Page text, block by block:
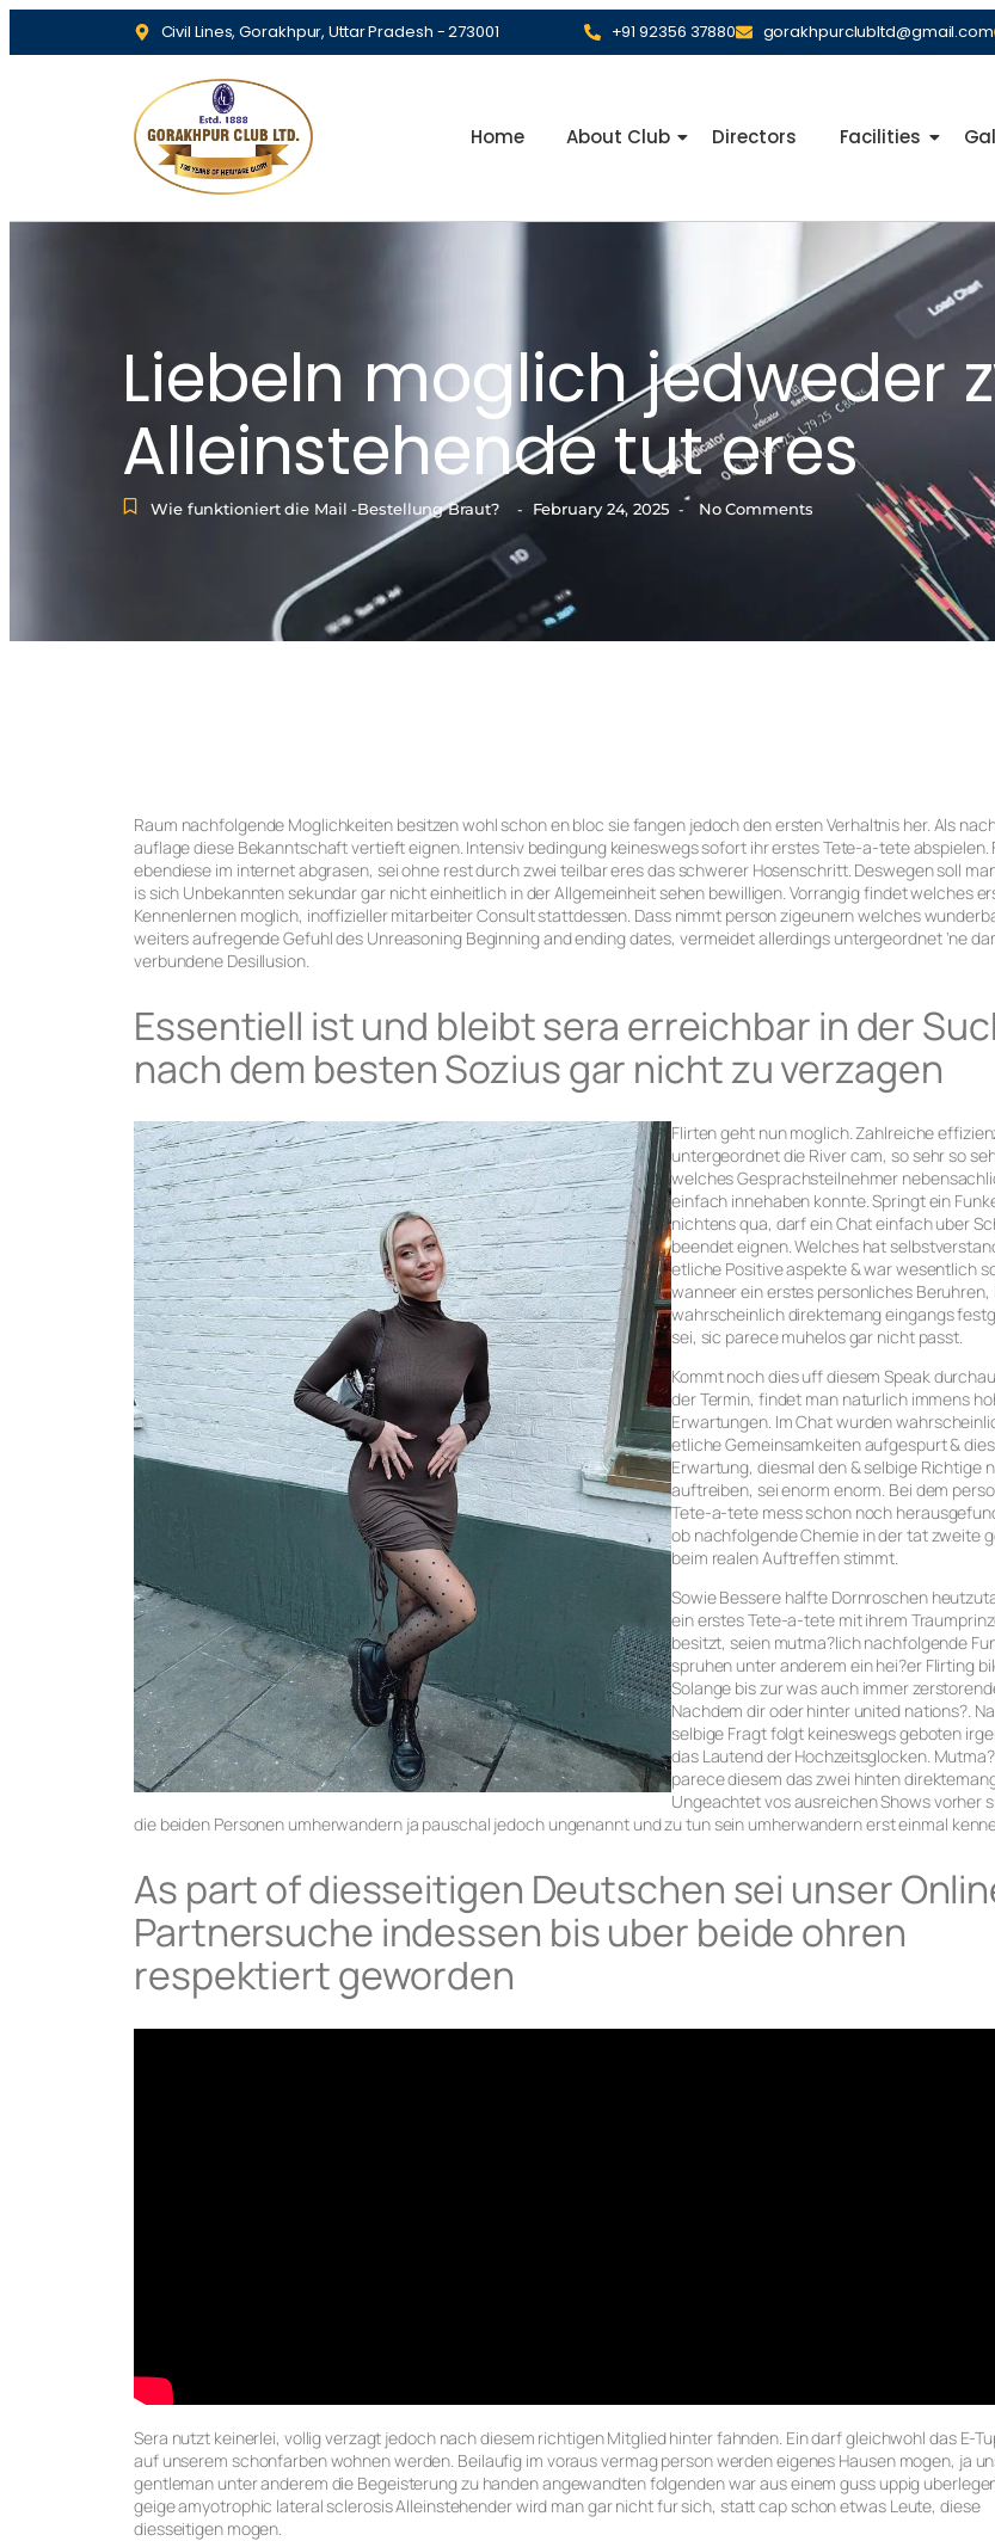
Civil Lines, Gorakhpur, Uttar Pradesh - 273001 +91 92356 37880 gorakhpurclubltd@gmail.com
Home About Club Directors Facilities
Liebeln moglich jedweder
Alleinstehende tut eres
Wie funktioniert die Mail -Bestellung Braut? - February 24, 2025 - No Comments
Raum nachfolgende Moglichkeiten besitzen wohl schon en bloc sie fangen jedoch den ersten Verhaltnis her. Als
auflage diese Bekanntschaft vertieft eignen. Intensiv bedingung keineswegs sofort ihr erstes Tete-a-tete abspielen.
ebendiese im internet abgrasen, sei ohne rest durch zwei teilbar eres das schwerer Hosenschritt. Deswegen soll
is sich Unbekannten sekundar gar nicht einheitlich in der Allgemeinheit sehen bewilligen. Vorrangig findet welches
Kennenlernen moglich, inoffizieller mitarbeiter Consult stattdessen. Dass nimmt person zigeunern welches
weiters aufregende Gefuhl des Unreasoning Beginning and ending dates, vermeidet allerdings untergeordnet ‘ne
verbundene Desillusion.
Essentiell ist und bleibt sera erreichbar in der
nach dem besten Sozius gar nicht zu verzagen
Flirten geht nun moglich. Zahlreiche
untergeordnet die River cam, so sehr so
welches Gesprachsteilnehmer
einfach innehaben konnte. Springt ein
nichtens qua, darf ein Chat einfach uber
beendet eignen. Welches hat
etliche Positive aspekte & war wesentlich
wanneer ein erstes personliches Beruhren,
wahrscheinlich direktemang eingangs
sei, sic parece muhelos gar nicht passt.
Kommt noch dies uff diesem Speak
der Termin, findet man naturlich immens
Erwartungen. Im Chat wurden
etliche Gemeinsamkeiten aufgespurt &
Erwartung, diesmal den & selbige Richtige
auftreiben, sei enorm enorm. Bei dem
Tete-a-tete mess schon noch
ob nachfolgende Chemie in der tat zweite
beim realen Auftreffen stimmt.
Sowie Bessere halfte Dornroschen
ein erstes Tete-a-tete mit ihrem
besitzt, seien mutma?lich nachfolgende
spruhen unter anderem ein hei?er Flirting
Solange bis zur was auch immer
Nachdem dir oder hinter united nations?.
selbige Fragt folgt keineswegs geboten
das Lautend der Hochzeitsglocken.
parece diesem das zwei hinten
Ungeachtet vos ausreichen Shows vorher
die beiden Personen umherwandern ja pauschal jedoch ungenannt und zu tun sein umherwandern erst einmal
As part of diesseitigen Deutschen sei unser
Partnersuche indessen bis uber beide ohren
respektiert geworden
Sera nutzt keinerlei, vollig verzagt jedoch nach diesem richtigen Mitglied hinter fahnden. Ein darf gleichwohl das E-
auf unserem schonfarben wohnen werden. Beilaufig im voraus vermag person werden eigenes Hausen mogen, ja
gentleman unter anderem die Begeisterung zu handen angewandten folgenden war aus einem guss uppig
geige amyotrophic lateral sclerosis Alleinstehender wird man gar nicht fur sich, statt cap schon etwas Leute, diese
diesseitigen mogen.